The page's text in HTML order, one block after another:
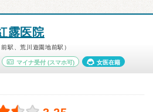
露医院
駅、荒川遊園地前駅）
マイナ受付 (スマホ可) 女医在籍